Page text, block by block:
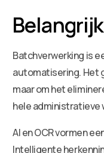
Batchverwerking is
automatisering. Het
maar om het
hele administratieve
AI en OCR vormen
Intelligente